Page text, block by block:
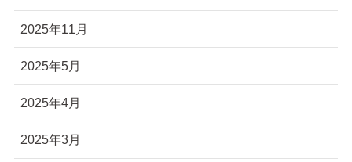
2025年11月
2025年5月
2025年4月
2025年3月